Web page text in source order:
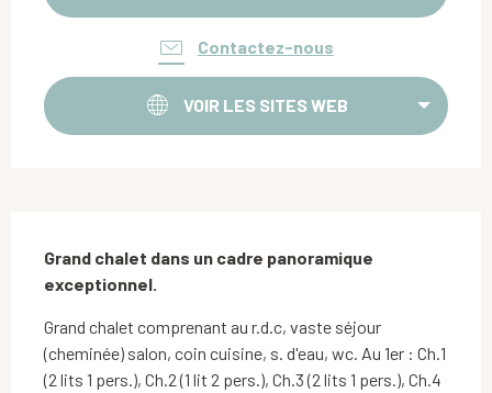
Contactez-nous
VOIR LES SITES WEB
Grand chalet dans un cadre panoramique
exceptionnel.
Grand chalet comprenant au r.d.c, vaste séjour
(cheminée) salon, coin cuisine, s. d'eau, wc. Au 1er : Ch.1
(2 lits 1 pers.), Ch.2 (1 lit 2 pers.), Ch.3 (2 lits 1 pers.), Ch.4